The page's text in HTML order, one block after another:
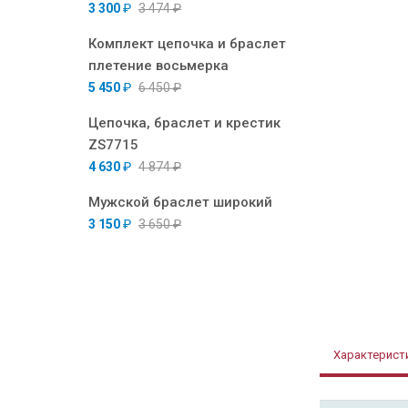
3 300₽ 3 474₽
Комплект цепочка и браслет
плетение восьмерка
5 450₽ 6 450₽
Цепочка, браслет и крестик
ZS7715
4 630₽ 4 874₽
Мужской браслет широкий
3 150₽ 3 650₽